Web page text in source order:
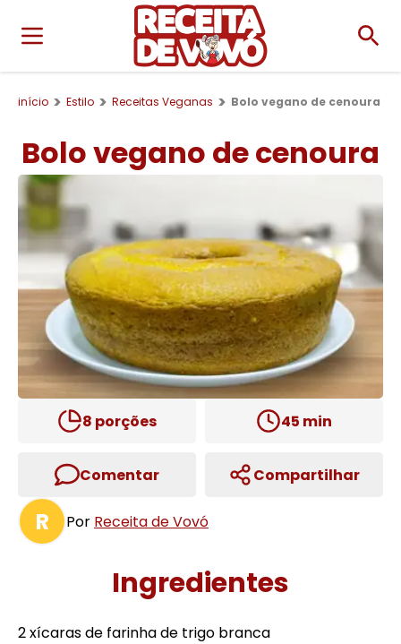
início Estilo Receitas Veganas Bolo vegano de cenoura
Bolo vegano de cenoura
8 porções 45 min
Comentar Compartilhar
R Por Receita de Vovó
Ingredientes
2 xícaras de farinha de trigo branca